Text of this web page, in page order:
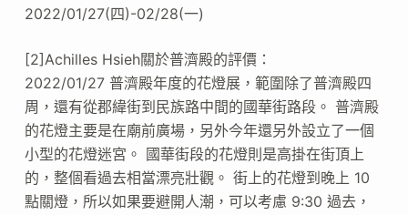
2022/01/27(四)-02/28(一)
[2]Achilles Hsieh關於普濟殿的評價：
2022/01/27 普濟殿年度的花燈展，範圍除了普濟殿四
周，還有從郡緯街到民族路中間的國華街路段。 普濟殿
的花燈主要是在廟前廣場，另外今年還另外設立了一個
小型的花燈迷宮。 國華街段的花燈則是高掛在街頂上
的，整個看過去相當漂亮壯觀。 街上的花燈到晚上 10
點關燈，所以如果要避開人潮，可以考慮 9:30 過去，